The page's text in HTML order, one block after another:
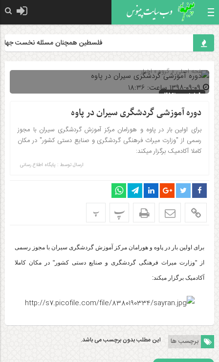
فلسطین همچنان مسئله نخست جهان
صفحه اصلی» گروه »اخبار
۱۳۹۸-۰۹-۰۹ ساعت: 18:36
شناسه : 3561
دوره آموزشی گردشگری سیران در پاوه
برای اولین بار در پاوه و هورامان مرکز آموزش گردشگری سیران با مجوز
رسمی از "وزارت میراث فرهنگی گردشگری و صنایع دستی کشور" در مکان
کاملا آکادمیک برگزار میکند:
ارسال توسط : پایگاه اطلاع رسانی
پ پ
برای اولین بار در پاوه و هورامان مرکز آموزش گردشگری سیران با مجوز رسمی
از "وزارت میراث فرهنگی گردشگری و صنایع دستی کشور" در مکان کاملا
آکادمیک برگزار میکند:
برچسب ها این مطلب بدون برچسب می باشد.